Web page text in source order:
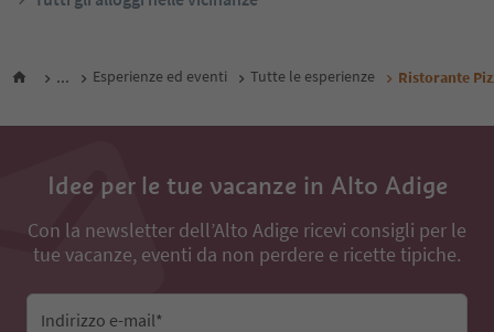
Alto Adige Guest Pass
notte / ospiti IVA incl.
Tutti gli alloggi nelle vicinanze
... Esperienze ed eventi Tutte le esperienze Ristorante